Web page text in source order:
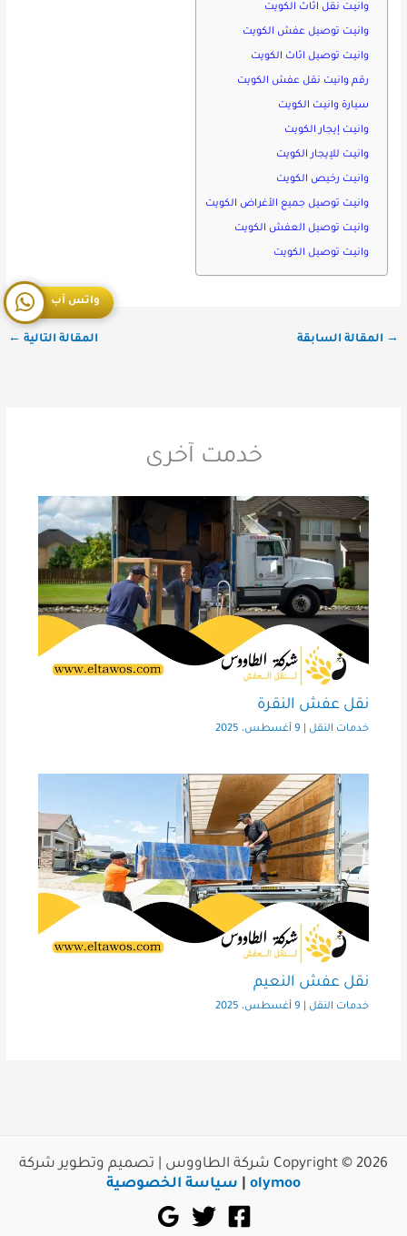
وانيـت نقل اثاث الكويت
وانيـت توصيل عفش الكويت
وانيـت توصيل اثاث الكويت
رقم وانيت نقل عفش الكويت
سيارة وانيـت الكويت
وانيـت إيجار الكويت
وانيـت للإيجار الكويت
وانيـت رخيص الكويت
وانيـت توصيل جميع الأغراض الكويت
وانيـت توصيل العفش الكويت
وانيـت توصيل الكويت
→ المقالة السابقة المقالة التالية ←
خدمت آخرى
نقل عفش النقرة
خدمات النقل 9 أغسطس، 2025
نقل عفش النعيم
خدمات النقل 9 أغسطس، 2025
Copyright © 2026 شركة الطاووس | تصميم وتطوير شركة
olymoo
سياسة الخصوصية
واتس آب